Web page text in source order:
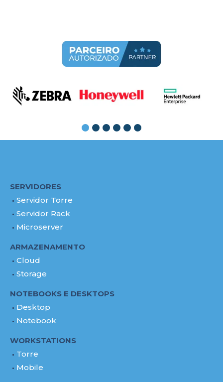
SERVIDORES
Servidor Torre
Servidor Rack
Microserver
ARMAZENAMENTO
Cloud
Storage
NOTEBOOKS E DESKTOPS
Desktop
Notebook
WORKSTATIONS
Torre
Mobile